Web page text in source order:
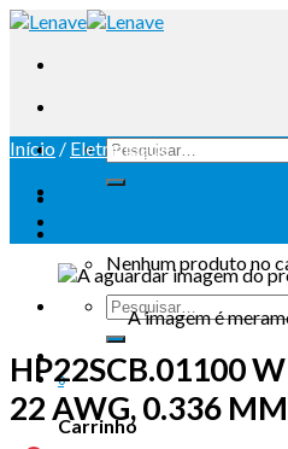
Nenhum produto no
0
Carrinho
Início / Eletricidade
A imagem é
HP22SCB.01100
22 AWG, 0.336